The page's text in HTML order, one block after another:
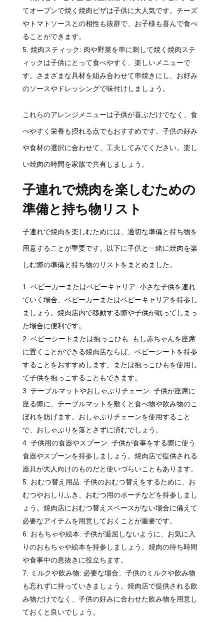
てオーブンで焼く焼肉ピザは子供に大人気です。チーズ
やトマトソースとの相性も抜群で、お子様も喜んで食べ
ることができます。
焼肉スティック: 肉や野菜を串に刺して焼く焼肉ステ
ィックは子供にとって食べやすく、楽しいメニューで
す。さまざまな具材を組み合わせて串焼きにし、お好み
のソースやドレッシングで味付けしましょう。
これらのアレンジメニューは子供が喜ぶだけでなく、食
べやすく栄養も摂れる点でもおすすめです。子供の好み
や食材の選択に合わせて、工夫してみてください。楽し
い焼肉の時間を家族で共有しましょう。
子連れで焼肉を楽しむための
準備と持ち物リスト
子連れで焼肉を楽しむためには、適切な準備と持ち物を
用意することが重要です。以下に子供と一緒に焼肉を楽
しむ際の準備と持ち物のリストをまとめました。
ベビーカーまたはベビーキャリア: 小さな子供を連れ
ていく場合、ベビーカーまたはベビーキャリアを持参し
ましょう。焼肉店内で移動する際や子供が眠ってしまっ
た場合に便利です。
ベビーシートまたは抱っこひも: もし赤ちゃんを座席
に置くことができる焼肉店ならば、ベビーシートを持参
することをおすすめします。または抱っこひもを使用し
て子供を抱っこすることもできます。
テーブルマットやおしゃぶりチェーン: 子供が座席に
座る際に、テーブルマットを敷くと食べ物や飲み物のこ
ぼれを防げます。おしゃぶりチェーンを使用すること
で、おしゃぶりを落とさずに済むでしょう。
子供用の食器やスプーン: 子供が食事をする際に使う
食器やスプーンを持参しましょう。焼肉店で提供される
器具が大人向けのものだと使いづらいこともあります。
おむつ替え用品: 子供のおむつ替えをするために、お
むつやおしりふき、おむつ用のポーチなどを持参しまし
ょう。焼肉店におむつ替えスペースがない場合に備えて
必要なアイテムを用意しておくことが重要です。
おもちゃや絵本: 子供が退屈しないように、お気に入
りのおもちゃや絵本を持参しましょう。焼肉の待ち時間
や食事中の息抜きに役立ちます。
ミルクや飲み物: 必要な場合、子供のミルクや飲み物
も忘れずに持っていきましょう。焼肉店で提供される飲
み物だけでなく、子供の好みに合わせた飲み物を用意し
ておくと良いでしょう。